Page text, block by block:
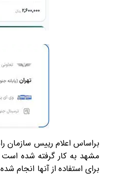
براساس اعلام رییس سازمان